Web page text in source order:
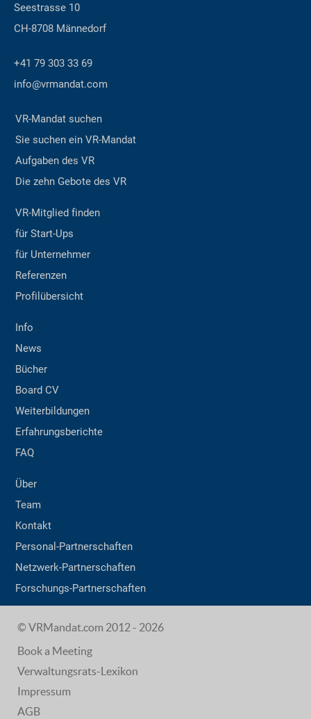
Seestrasse 10
CH-8708 Männedorf
+41 79 303 33 69
info@vrmandat.com
VR-Mandat suchen
Sie suchen ein VR-Mandat
Aufgaben des VR
Die zehn Gebote des VR
VR-Mitglied finden
für Start-Ups
für Unternehmer
Referenzen
Profilübersicht
Info
News
Bücher
Board CV
Weiterbildungen
Erfahrungsberichte
FAQ
Über
Team
Kontakt
Personal-Partnerschaften
Netzwerk-Partnerschaften
Forschungs-Partnerschaften
© VRMandat.com 2012 - 2026
Book a Meeting
Verwaltungsrats-Lexikon
Impressum
AGB